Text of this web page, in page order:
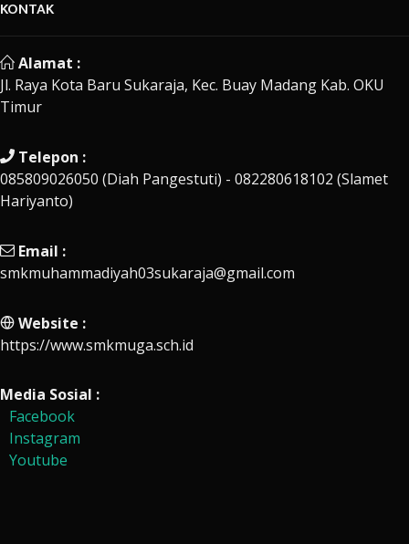
KONTAK
Alamat :
Jl. Raya Kota Baru Sukaraja, Kec. Buay Madang Kab. OKU
Timur
Telepon :
085809026050 (Diah Pangestuti) - 082280618102 (Slamet
Hariyanto)
Email :
smkmuhammadiyah03sukaraja@gmail.com
Website :
https://www.smkmuga.sch.id
Media Sosial :
Facebook
Instagram
Youtube